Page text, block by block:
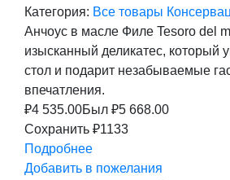
Категория: Все товары
Анчоус в масле Филе Tesoro del
изысканный деликатес, который
стол и подарит незабываемые
впечатления.
₽4 535.00Был ₽5 668.00
Сохранить ₽1133
Подробнее
Добавить в пожелания